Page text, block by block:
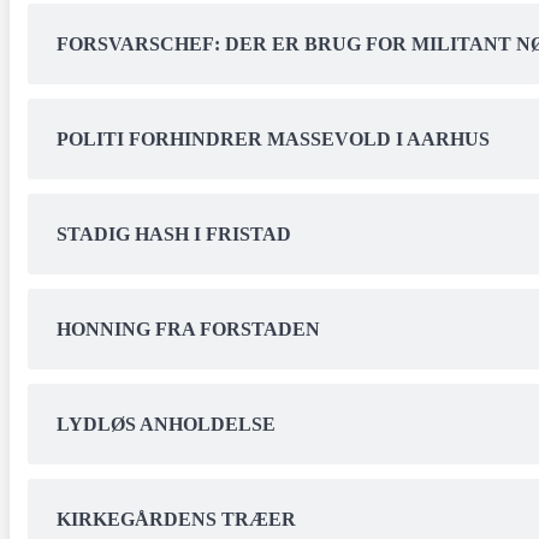
FORSVARSCHEF: DER ER BRUG FOR MILITANT
POLITI FORHINDRER MASSEVOLD I AARHUS
STADIG HASH I FRISTAD
HONNING FRA FORSTADEN
LYDLØS ANHOLDELSE
KIRKEGÅRDENS TRÆER